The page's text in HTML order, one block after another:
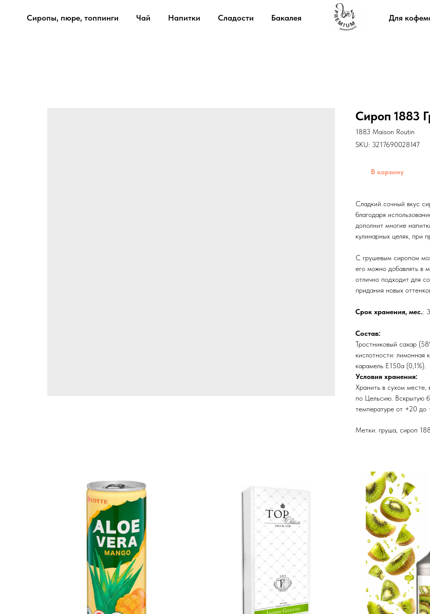
Сиропы, пюре, топпинги Чай Напитки Сладости Бакалея Для
Сироп 1883
1883 Maison Routin
SKU: 3217690028147
В корзину
Сладкий сочный вкус
благодаря
дополнит многие
кулинарных целях, при
С грушевым сиропом
его можно добавлять в
отлично подходит для
придания новых
Срок хранения, мес.:
Состав:
Тростниковый сахар
кислотности: лимонная
карамель Е150а (0,1%).
Условия хранения:
Хранить в сухом месте,
по Цельсию. Вскрытую
температуре от +20 до
Метки: груша, сироп